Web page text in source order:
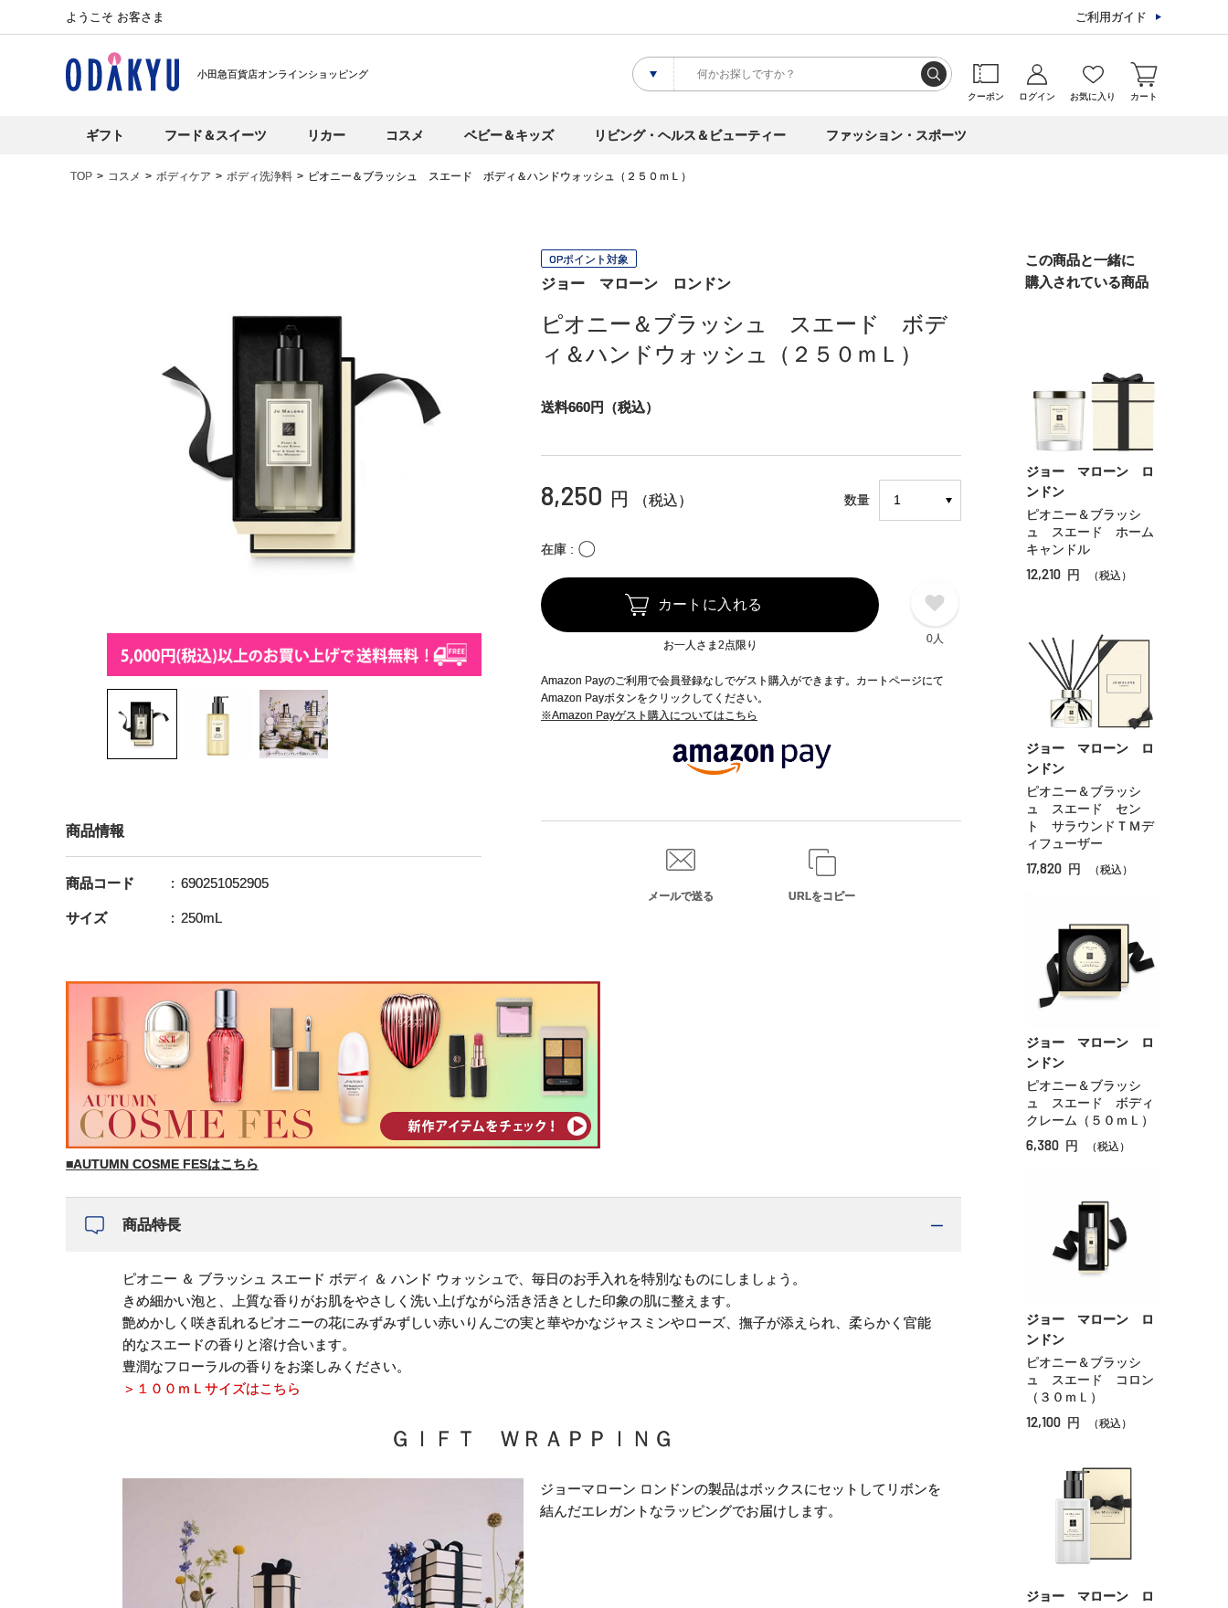
ようこそ お客さま ご利用ガイド
小田急百貨店オンラインショッピング
クーポン ログイン お気に入り カート
ギフト フード＆スイーツ リカー コスメ ベビー＆キッズ リビング・ヘルス＆ビューティー ファッション・スポーツ
TOP コスメ ボディケア ボディ洗浄料 ピオニー＆ブラッシュ スエード ボディ＆ハンドウォッシュ（２５０ｍＬ）
OPポイント対象
ジョー マローン ロンドン
ピオニー＆ブラッシュ スエード ボデ
ィ＆ハンドウォッシュ（２５０ｍＬ）
送料660円（税込）
8,250 円 （税込） 数量
在庫 〇
カートに入れる
お一人さま2点限り 0人
Amazon Payのご利用で会員登録なしでゲスト購入ができます。カートページにて
Amazon Payボタンをクリックしてください。
※Amazon Payゲスト購入についてはこちら
メールで送る URLをコピー
商品情報
商品コード 690251052905
サイズ 250mL
■AUTUMN COSME FESはこちら
商品特長
ピオニー ＆ ブラッシュ スエード ボディ ＆ ハンド ウォッシュで、毎日のお手入れを特別なものにしましょう。
きめ細かい泡と、上質な香りがお肌をやさしく洗い上げながら活き活きとした印象の肌に整えます。
艶めかしく咲き乱れるピオニーの花にみずみずしい赤いりんごの実と華やかなジャスミンやローズ、撫子が添えられ、柔らかく官能
的なスエードの香りと溶け合います。
豊潤なフローラルの香りをお楽しみください。
＞１００ｍＬサイズはこちら
ＧＩＦＴ ＷＲＡＰＰＩＮＧ
ジョーマローン ロンドンの製品はボックスにセットしてリボンを
結んだエレガントなラッピングでお届けします。
この商品と一緒に
購入されている商品
ジョー マローン ロ
ンドン
ピオニー＆ブラッシ
ュ スエード ホーム
キャンドル
12,210 円 （税込）
ジョー マローン ロ
ンドン
ピオニー＆ブラッシ
ュ スエード セン
ト サラウンドＴＭデ
ィフューザー
17,820 円 （税込）
ジョー マローン ロ
ンドン
ピオニー＆ブラッシ
ュ スエード ボディ
クレーム（５０ｍＬ）
6,380 円 （税込）
ジョー マローン ロ
ンドン
ピオニー＆ブラッシ
ュ スエード コロン
（３０ｍＬ）
12,100 円 （税込）
ジョー マローン ロ